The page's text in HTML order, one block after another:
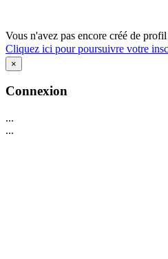
Vous n'avez pas encore créé de
Cliquez ici pour poursuivre votre
×
Connexion
...
...